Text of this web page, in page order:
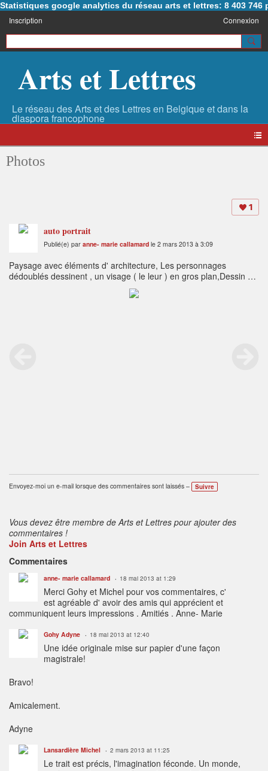
Statistiques google analytics du réseau arts et lettres: 8 403 746
Inscription Connexion
Arts et Lettres
Photos
1
auto portrait
Publié(e) par anne- marie callamard le 2 mars 2013 à 3:09
Paysage avec éléments d' architecture, Les personnages
dédoublés dessinent , un visage ( le leur ) en gros plan,Dessin à
Envoyez-moi un e-mail lorsque des commentaires sont laissés – Suivre
Vous devez être membre de Arts et Lettres pour ajouter des
commentaires !
Join Arts et Lettres
Commentaires
anne- marie callamard 18 mai 2013 at 1:29
Merci Gohy et Michel pour vos commentaires, c'
est agréable d' avoir des amis qui apprécient et
communiquent leurs impressions . Amitiés . Anne- Marie
Gohy Adyne 18 mai 2013 at 12:40
Une idée originale mise sur papier d'une façon
magistrale!
Bravo!
Amicalement.
Adyne
Lansardière Michel 2 mars 2013 at 11:25
Le trait est précis, l'imagination féconde. Un monde,